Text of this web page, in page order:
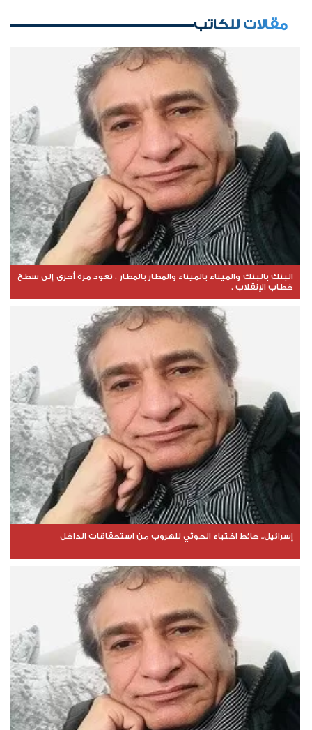
مقالات للكاتب
البنك بالبنك والميناء بالميناء والمطار بالمطار ، تعود مرة أُخرى إلى سطح
خطاب الإنقلاب ،
إسرائيل.. حائط اختباء الحوثي للهروب من استحقاقات الداخل